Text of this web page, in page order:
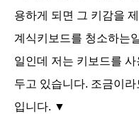
용하게 되면 그 키감을
계식키보드를 청소하는
일인데 저는 키보드를
두고 있습니다. 조금이
입니다. ▼